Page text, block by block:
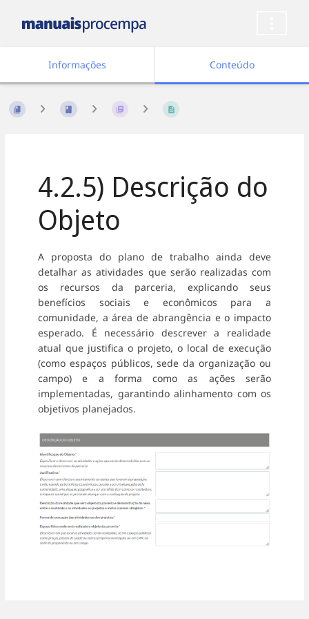
Informações Conteúdo
4.2.5) Descrição do
Objeto
A proposta do plano de trabalho ainda deve
detalhar as atividades que serão realizadas com
os recursos da parceria, explicando seus
benefícios sociais e econômicos para a
comunidade, a área de abrangência e o impacto
esperado. É necessário descrever a realidade
atual que justifica o projeto, o local de execução
(como espaços públicos, sede da organização ou
campo) e a forma como as ações serão
implementadas, garantindo alinhamento com os
objetivos planejados.